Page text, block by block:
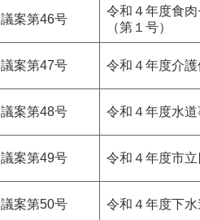
議案第46号
令和４年度食
（第１号）
議案第47号 令和４年度介護
議案第48号 令和４年度水
議案第49号 令和４年度市
議案第50号 令和４年度下